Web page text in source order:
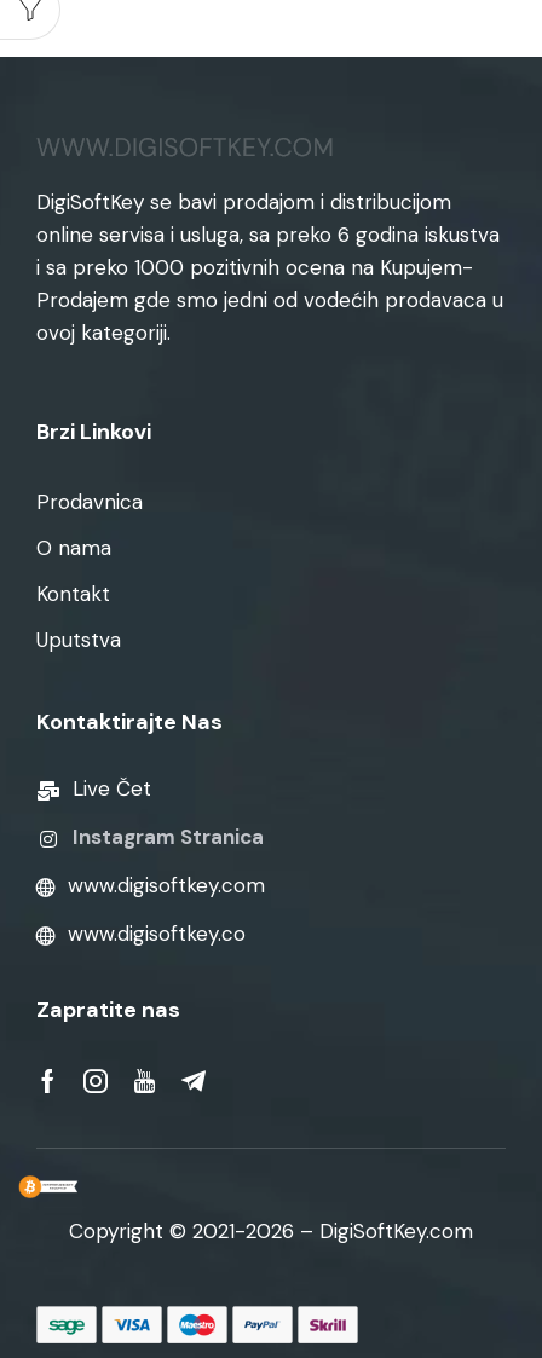
DigiSoftKey se bavi prodajom i distribucijom
online servisa i usluga, sa preko 6 godina iskustva
i sa preko 1000 pozitivnih ocena na Kupujem-
Prodajem gde smo jedni od vodećih prodavaca u
ovoj kategoriji.
Brzi Linkovi
Prodavnica
O nama
Kontakt
Uputstva
Kontaktirajte Nas
Live Čet
Instagram Stranica
www.digisoftkey.com
www.digisoftkey.co
Zapratite nas
Copyright © 2021-2026 – DigiSoftKey.com